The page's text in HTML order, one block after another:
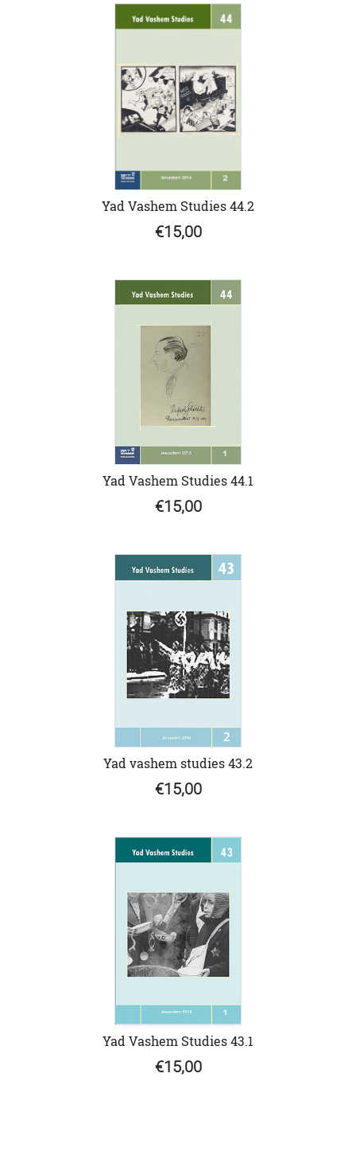
Yad Vashem Studies 44.2
€15,00
Yad Vashem Studies 44.1
€15,00
Yad vashem studies 43.2
€15,00
Yad Vashem Studies 43.1
€15,00